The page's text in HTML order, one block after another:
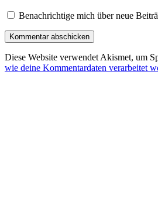
Benachrichtige mich über neue
Diese Website verwendet Akismet, um
wie deine Kommentardaten verarbeitet